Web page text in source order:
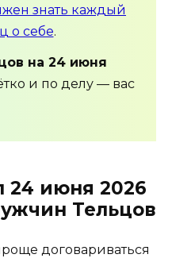
знать каждый
о себе.
на 24 июня
и по делу — вас
24 июня 2026
Тельцов
договариваться